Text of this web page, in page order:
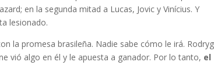
en la segunda mitad a Lucas, Jovic y Vinícius. Y
lesionado.
la promesa brasileña. Nadie sabe cómo le irá.
vió algo en él y le apuesta a ganador. Por lo tanto, el